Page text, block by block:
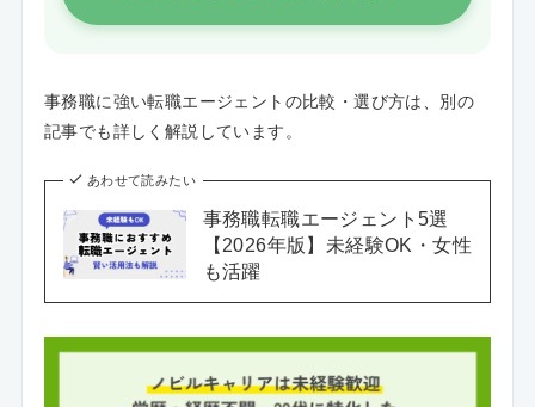
事務職に強い転職エージェントの比較・選び方は、別の
記事でも詳しく解説しています。
あわせて読みたい
事務職転職エージェント5選
【2026年版】未経験OK・女性
も活躍